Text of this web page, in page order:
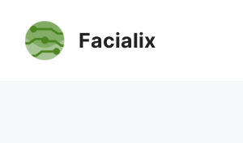
contenido
Facialix